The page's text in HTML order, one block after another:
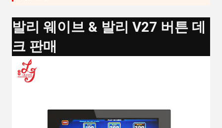
발리 웨이브 & 발리 V27 버튼 데
크 판매